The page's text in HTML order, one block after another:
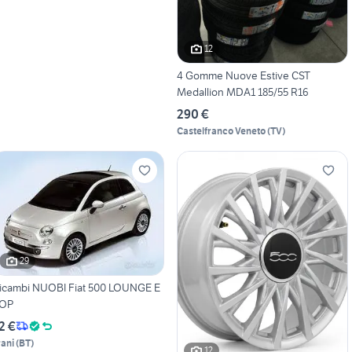
12
4 Gomme Nuove Estive CST
Medallion MDA1 185/55 R16
290 €
Castelfranco Veneto(TV)
29
NUOBI Fiat 500 LOUNGE E
€
(BT)